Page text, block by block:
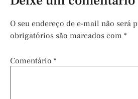
O seu endereço de e-mail não será
obrigatórios são marcados com *
Comentário *